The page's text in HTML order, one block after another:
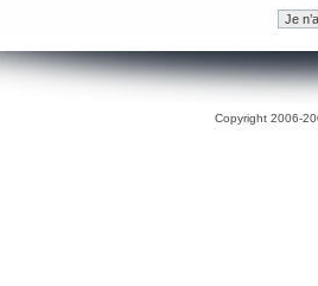
Copyright 2006-